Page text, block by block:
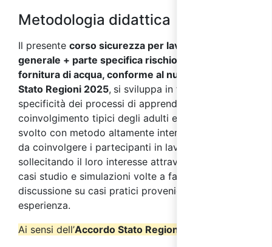
Metodologia didattica
Il presente corso sicurezza per lavoratori parte
generale + parte specifica rischio alto settore
fornitura di acqua, conforme al nuovo Accordo
Stato Regioni 2025, si sviluppa in funzione delle
specificità dei processi di apprendimento e
coinvolgimento tipici degli adulti ed è quindi
svolto con metodo altamente interattivo, in modo
da coinvolgere i partecipanti in lavori di gruppo
sollecitando il loro interesse attraverso l’analisi di
casi studio e simulazioni volte a favorire la
discussione su casi pratici provenienti dalla loro
esperienza.
Ai sensi dell’Accordo Stato Regioni del 17/4/2025